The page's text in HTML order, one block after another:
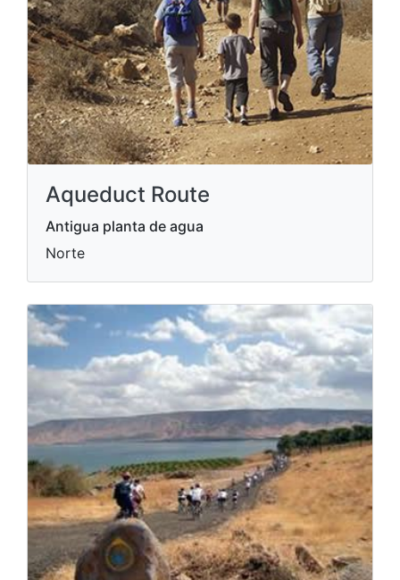
Aqueduct Route
Antigua planta de agua
Norte